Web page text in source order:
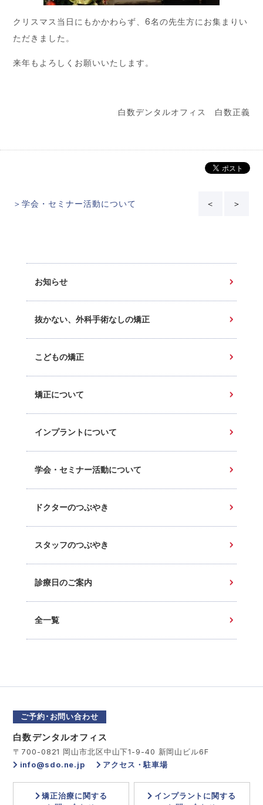
クリスマス当日にもかかわらず、6名の先生方にお集まりい
ただきました。
来年もよろしくお願いいたします。
白数デンタルオフィス 白数正義
＞学会・セミナー活動について ＜ ＞
お知らせ
抜かない、外科手術なしの矯正
こどもの矯正
矯正について
インプラントについて
学会・セミナー活動について
ドクターのつぶやき
スタッフのつぶやき
診療日のご案内
全一覧
ご予約･お問い合わせ
白数デンタルオフィス
〒700-0821 岡山市北区中山下1-9-40 新岡山ビル6F
info@sdo.ne.jp
アクセス・駐車場
矯正治療に関する
インプラントに関する